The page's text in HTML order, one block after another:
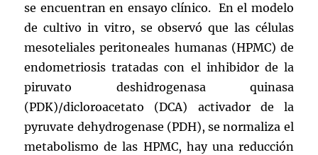
se encuentran en ensayo clínico. En el modelo
de cultivo in vitro, se observó que las células
mesoteliales peritoneales humanas (HPMC) de
endometriosis tratadas con el inhibidor de la
piruvato deshidrogenasa quinasa
(PDK)/dicloroacetato (DCA) activador de la
pyruvate dehydrogenase (PDH), se normaliza el
metabolismo de las HPMC, hay una reducción